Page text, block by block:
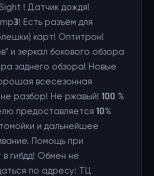
! Датчик дождя!
Есть разъём для
карт! Оптитрон!
и зеркал бокового обзора
заднего обзора! Новые
всесезонная
разбор! Не ржавый! 100 %
предоставляется 10%
и дальнейшее
Помощь при
гибдд! Обмен не
по адресу: ТЦ